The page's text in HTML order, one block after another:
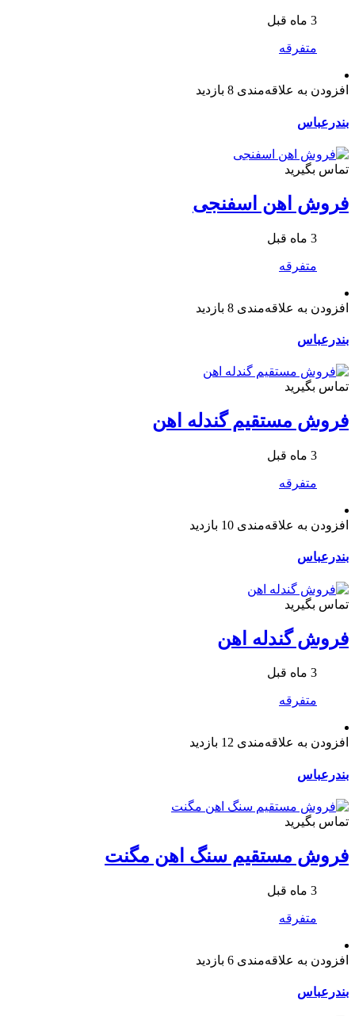
3 ماه قبل
متفرقه
افزودن به علاقه‌مندی 8 بازدید
بندرعباس
تماس بگیرید
فروش اهن اسفنجی
3 ماه قبل
متفرقه
افزودن به علاقه‌مندی 8 بازدید
بندرعباس
تماس بگیرید
فروش مستقیم گندله اهن
3 ماه قبل
متفرقه
افزودن به علاقه‌مندی 10 بازدید
بندرعباس
تماس بگیرید
فروش گندله اهن
3 ماه قبل
متفرقه
افزودن به علاقه‌مندی 12 بازدید
بندرعباس
تماس بگیرید
فروش مستقیم سنگ اهن مگنت
3 ماه قبل
متفرقه
افزودن به علاقه‌مندی 6 بازدید
بندرعباس